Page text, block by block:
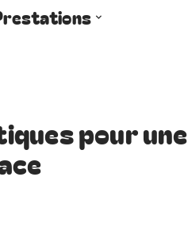
pour une